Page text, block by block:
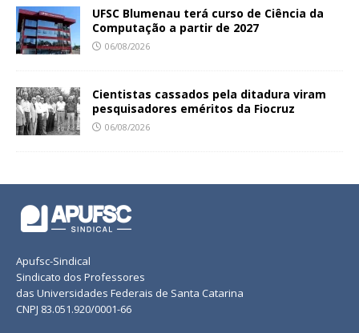
UFSC Blumenau terá curso de Ciência da
Computação a partir de 2027
06/08/2026
Cientistas cassados pela ditadura viram
pesquisadores eméritos da Fiocruz
06/08/2026
Apufsc-Sindical
Sindicato dos Professores
das Universidades Federais de Santa Catarina
CNPJ 83.051.920/0001-66